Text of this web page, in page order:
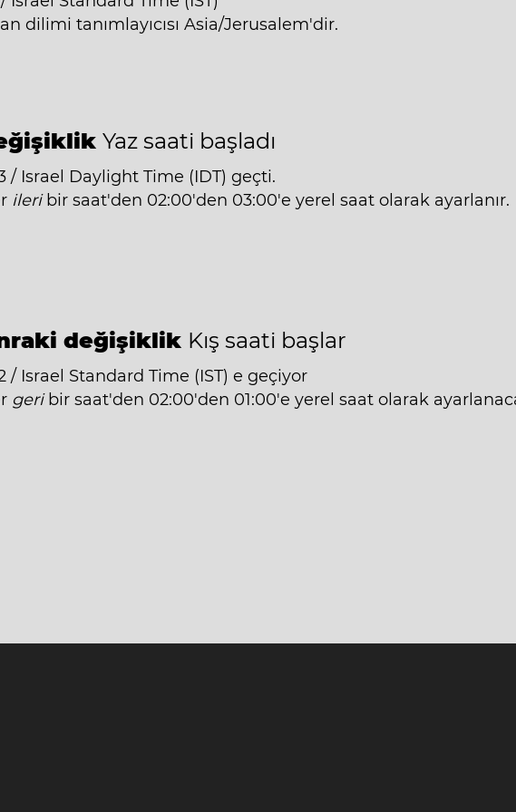
dilimi tanımlayıcısı Asia/Jerusalem'dir.
Yaz saati başladı
/ Israel Daylight Time (IDT) geçti.
ileribir saat'den 02:00'den 03:00'e yerel saat olarak ayarlanır.
değişiklik Kış saati başlar
/ Israel Standard Time (IST) e geçiyor
geribir saat'den 02:00'den 01:00'e yerel saat olarak